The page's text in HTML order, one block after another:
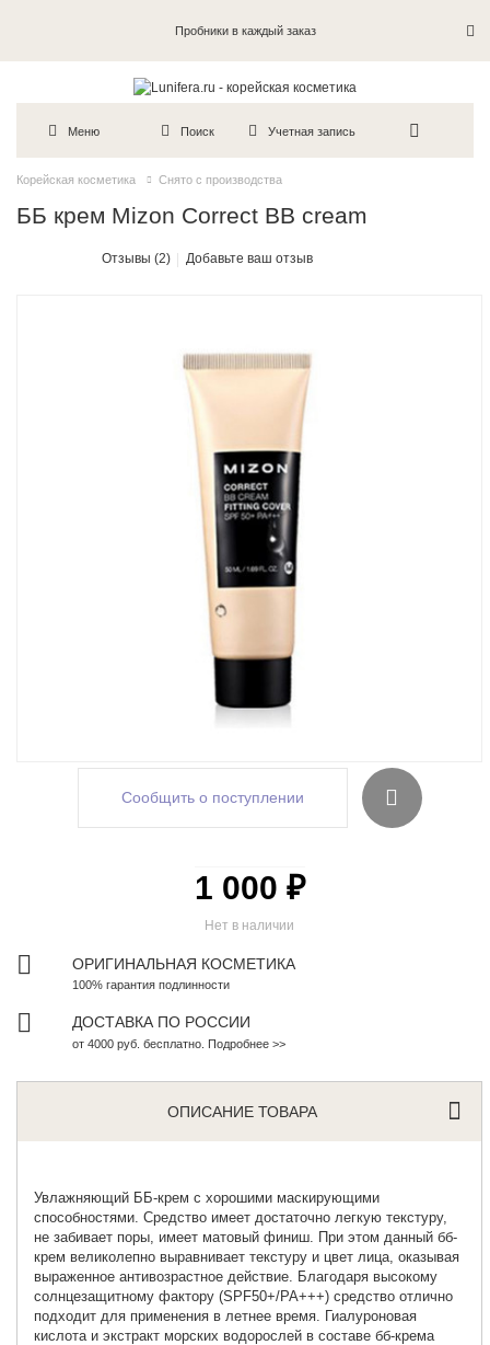
Пробники в каждый заказ
Меню Поиск Учетная запись
Корейская косметика Снято с производства
ББ крем Mizon Correct BB cream
Отзывы (2) Добавьте ваш отзыв
Сообщить о поступлении
Нет в наличии
1 000 ₽
ОРИГИНАЛЬНАЯ КОСМЕТИКА
100% гарантия подлинности
ДОСТАВКА ПО РОССИИ
от 4000 руб. бесплатно. Подробнее >>
ОПИСАНИЕ ТОВАРА
Увлажняющий ББ-крем с хорошими маскирующими
способностями. Средство имеет достаточно легкую текстуру,
не забивает поры, имеет матовый финиш. При этом данный бб-
крем великолепно выравнивает текстуру и цвет лица, оказывая
выраженное антивозрастное действие. Благодаря высокому
солнцезащитному фактору (SPF50+/PA+++) средство отлично
подходит для применения в летнее время. Гиалуроновая
кислота и экстракт морских водорослей в составе бб-крема